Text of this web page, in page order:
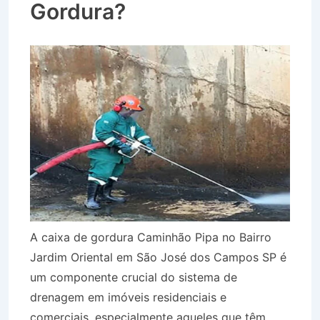
Gordura?
A caixa de gordura Caminhão Pipa no Bairro
Jardim Oriental em São José dos Campos SP é
um componente crucial do sistema de
drenagem em imóveis residenciais e
comerciais, especialmente aqueles que têm